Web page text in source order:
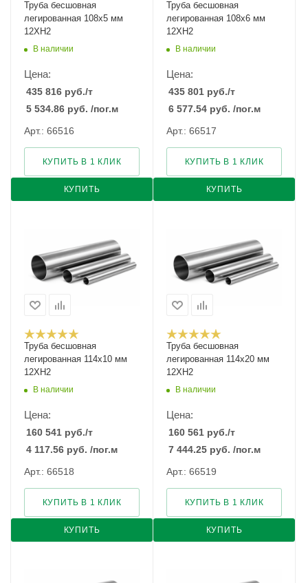
Труба бесшовная
легированная 108х5 мм
12ХН2
В наличии
Цена:
435 816 руб./т
5 534.86 руб. /пог.м
Арт.: 66516
КУПИТЬ
КУПИТЬ В 1 КЛИК
Труба бесшовная
легированная 108х6 мм
12ХН2
В наличии
Цена:
435 801 руб./т
6 577.54 руб. /пог.м
Арт.: 66517
КУПИТЬ
КУПИТЬ В 1 КЛИК
Труба бесшовная
легированная 114х10 мм
12ХН2
В наличии
Цена:
160 541 руб./т
4 117.56 руб. /пог.м
Арт.: 66518
КУПИТЬ
КУПИТЬ В 1 КЛИК
Труба бесшовная
легированная 114х20 мм
12ХН2
В наличии
Цена:
160 561 руб./т
7 444.25 руб. /пог.м
Арт.: 66519
КУПИТЬ
КУПИТЬ В 1 КЛИК